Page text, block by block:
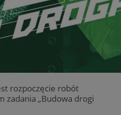
rozpoczęcie robót
zadania „Budowa drogi